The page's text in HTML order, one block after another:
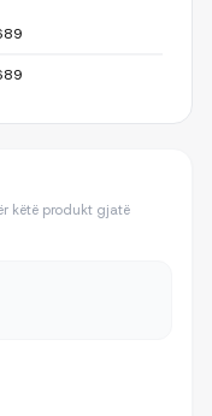
këtë produkt gjatë